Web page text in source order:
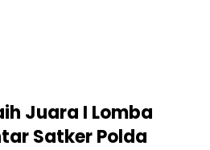
Juara I Lomba
Satker Polda